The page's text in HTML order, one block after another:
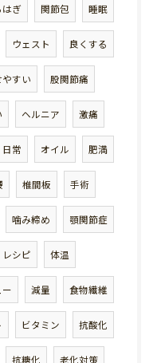
はぎ 関節包 睡眠
ウェスト 良くする
すい 股関節痛
ヘルニア 激痛
日常 オイル 肥満
椎間板 手術
噛み締め 顎関節症
レシピ 体温
ー 減量 食物繊維
ビタミン 抗酸化
抗糖化 老化対策